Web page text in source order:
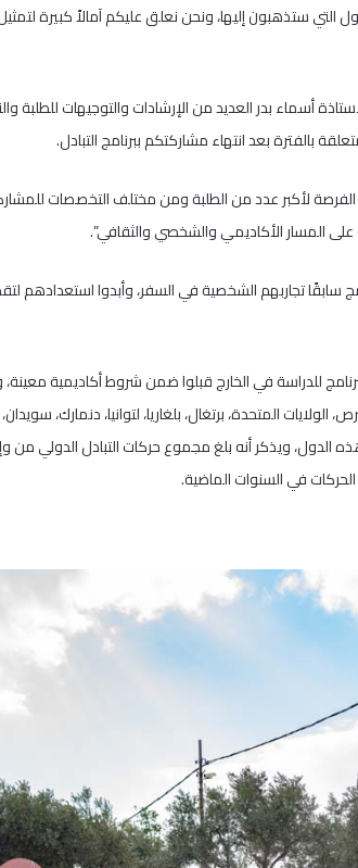
ستذهبون إليها، ونحن نعلق عليكم آمالاً كبيرة
أسماء بدر العديد من الإرشادات والتوجيهات للطلبة
بالفترة بعد انتهاء مشاركتكم ببرنامج التبادل.
لأكبر عدد من الطلبة ومن مختلف التخصصات
المسار الأكاديمي والشخصي والثقافي”.
سابقًا تجاربهم الشخصية في السفر، وأبدوا استعدادهم
للدراسة في الخارج قبلوا ضمن شروط أكاديمية
قبرص، الولايات المتحدة، برتغال، بلغاريا، لتوانيا، دنمارك،